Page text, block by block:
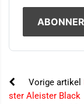
Vorige artikel
ster Aleister Black